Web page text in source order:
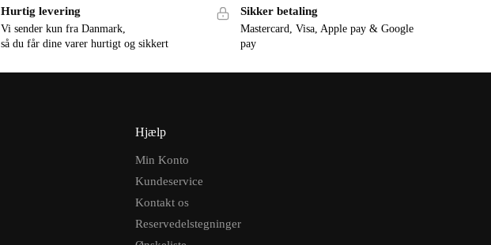
Hurtig levering
Vi sender kun fra Danmark,
så du får dine varer hurtigt og sikkert
Sikker betaling
Mastercard, Visa, Apple pay & Google
pay
Hjælp
Min Konto
Kundeservice
Kontakt os
Reservedelstegninger